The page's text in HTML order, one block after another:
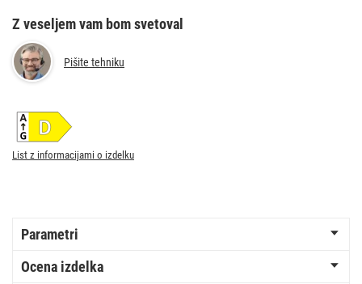
Z veseljem vam bom svetoval
Pišite tehniku
List z informacijami o izdelku
Parametri
Ocena izdelka